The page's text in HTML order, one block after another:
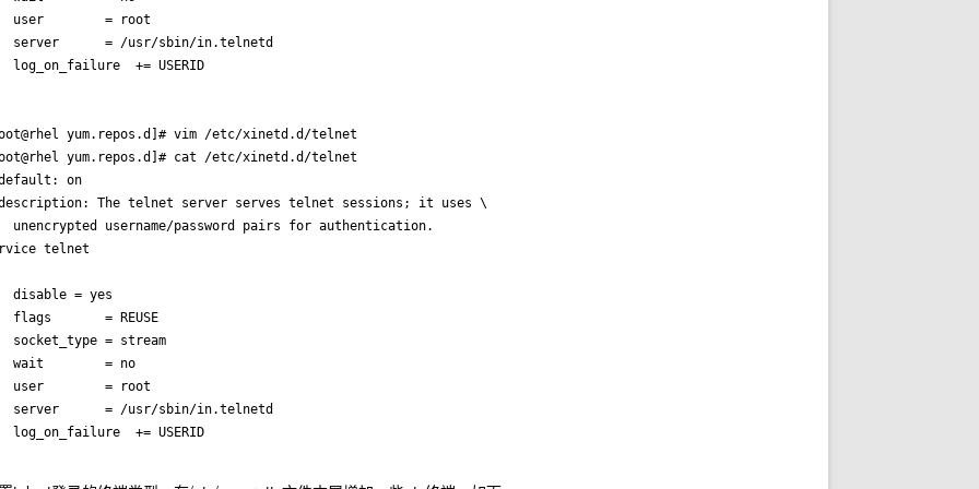
user        = root
server      = /usr/sbin/in.telnetd
log_on_failure  += USERID
yum.repos.d]# vim /etc/xinetd.d/telnet
yum.repos.d]# cat /etc/xinetd.d/telnet
on
The telnet server serves telnet sessions; it uses \
unencrypted username/password pairs for authentication.
telnet
disable = yes
flags       = REUSE
socket_type = stream
wait        = no
user        = root
server      = /usr/sbin/in.telnetd
log_on_failure  += USERID